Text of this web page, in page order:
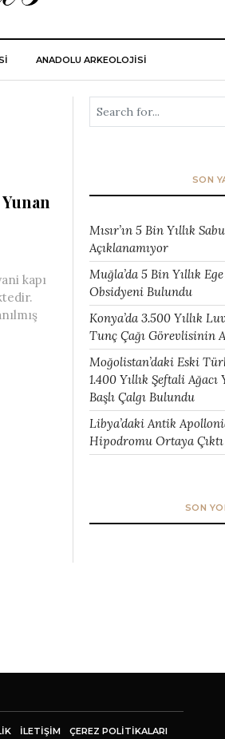
ANADOLU ARKEOLOJİSİ
kapı
SON
Mısır’ın 5 Bin Yıllık
Açıklanamıyor
Muğla’da 5 Bin Yıllık
Obsidyeni Bulundu
Konya’da 3.500 Yıllık
Tunç Çağı Görevlisinin
Moğolistan’daki Eski
1.400 Yıllık Şeftali
Başlı Çalgı Bulundu
Libya’daki Antik
Hipodromu Ortaya Çıktı
SON
İLETIŞIM ÇEREZ POLITIKALARI